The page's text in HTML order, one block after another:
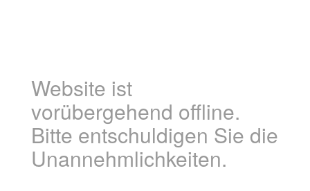
Website ist
vorübergehend offline.
Bitte entschuldigen Sie die
Unannehmlichkeiten.